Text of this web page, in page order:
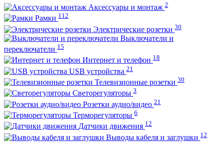
Аксессуары и монтаж 2
Рамки 112
Электрические розетки 30
Выключатели и
переключатели 15
Интернет и телефон 18
USB устройства 21
Телевизионные розетки 30
Светорегуляторы 3
Розетки аудио/видео 21
Терморегуляторы 6
Датчики движения 12
Выводы кабеля и заглушки 12